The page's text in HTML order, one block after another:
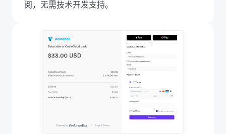
阅，无需技术开发支持。